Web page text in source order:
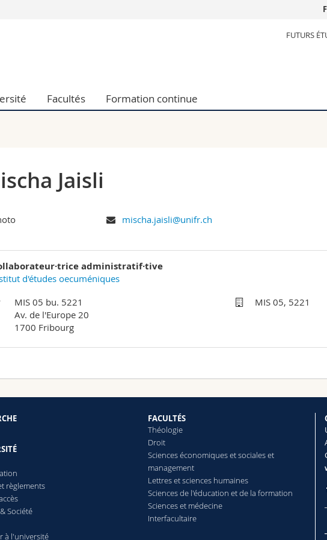
sciences humaines
l'éducation et de la formation
Collaborateurs
FUTURS
Facultés Formation continue
Jaisli
mischa.jaisli@unifr.ch
administratif·tive
d'études oecuméniques
MIS 05 bu. 5221
Av. de l'Europe 20
1700 Fribourg
MIS 05, 5221
règlements
Société
à l'université
FACULTÉS
Théologie
Droit
Sciences économiques et sociales et
management
Lettreset sciences humaines
Sciences de l'éducation et de la formation
Sciences et médecine
Interfacultaire